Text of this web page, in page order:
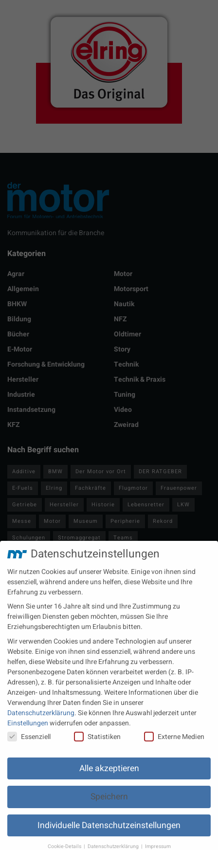
Kommunikation für die Branche
Kategorien
Agrar
Allgemein
BHKW
Bildung
Bücher
E-Motor
Forschung & Entwicklung
Hersteller
Industrie
Instandsetzung
KFZ
Motor
Motorsport
Nautik
NFZ
Oldtimer
Story
Technik
Technik & Praxis
Tuning
Video
Zweirad
Nach Begriff suchen
Additive BMW Der Motor vor Ort
DER RATGEBER
E-Fuels
Elring Fachkräfte Flugmotor
Frauenpower
Getriebe
Hersteller Historie Lebensretter
LKW
Messe
Motor Museum Peripherie
Rekord
Schulungen
Stromaggregat
Teams
Technische Redaktion
Turbolader Video
Zulieferer
Öl-E-Fuels-Schmierstoffe
Neueste Beiträge
Wärme aus der Tiefe MTU heizt künftig mit Geothermie
MAN Engines bringt D3872 für die Stromversorgung im
Marinebereich
Eine neue Generation von Perkins Marinemotoren startet den
operativen Testbetrieb
Rechtliches
Impressum
Datenschutz
Datenschutz Einstellungen
Datenschutzeinstellungen
Wir nutzen Cookies auf unserer Website. Einige von ihnen sind
essenziell, während andere uns helfen, diese Website und Ihre
Erfahrung zu verbessern.
Wenn Sie unter 16 Jahre alt sind und Ihre Zustimmung zu
freiwilligen Diensten geben möchten, müssen Sie Ihre
Erziehungsberechtigten um Erlaubnis bitten.
Wir verwenden Cookies und andere Technologien auf unserer
Website. Einige von ihnen sind essenziell, während andere uns
helfen, diese Website und Ihre Erfahrung zu verbessern.
Personenbezogene Daten können verarbeitet werden (z. B. IP-
Adressen), z. B. für personalisierte Anzeigen und Inhalte oder
Anzeigen- und Inhaltsmessung.Weitere Informationen über die
Verwendung Ihrer Daten finden Sie in unserer
Datenschutzerklärung.Sie können Ihre Auswahl jederzeit unter
Einstellungenwiderrufen oder anpassen.
Datenschutzeinstellungen
Essenziell Statistiken Externe Medien
Alle akzeptieren
Speichern
Individuelle Datenschutzeinstellungen
Cookie-Details Datenschutzerklärung Impressum